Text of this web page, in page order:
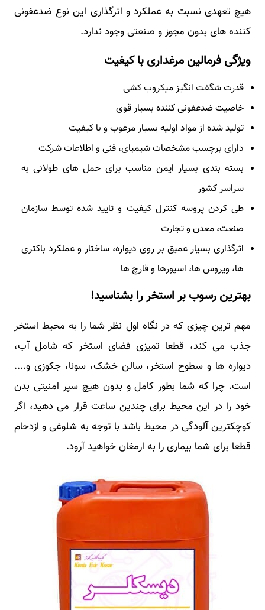
هیچ تعهدی نسبت به عملکرد و اثرگذاری این نوع ضدعفونی
کننده های بدون مجوز و صنعتی وجود ندارد.
ویژگی فرمالین مرغداری با کیفیت
قدرت شگفت انگیز میکروب کشی
خاصیت ضدعفونی کننده بسیار قوی
تولید شده از مواد اولیه بسیار مرغوب و با کیفیت
دارای برچسب مشخصات شیمیای، فنی و اطلاعات شرکت
بسته بندی بسیار ایمن مناسب برای حمل های طولانی به
سراسر کشور
طی کردن پروسه کنترل کیفیت و تایید شده توسط سازمان
صنعت، معدن و تجارت
اثرگذاری بسیار عمیق بر روی دیواره، ساختار و عملکرد باکتری
ها، ویروس ها، اسپورها و قارچ ها
بهترین رسوب بر استخر را بشناسید!
مهم ترین چیزی که در نگاه اول نظر شما را به محیط استخر
جذب می کند، قطعا تمیزی فضای استخر که شامل آب،
دیواره ها و سطوح استخر، سالن خشک، سونا، جکوزی و....
است. چرا که شما بطور کامل و بدون هیچ سپر امنیتی بدن
خود را در این محیط برای چندین ساعت قرار می دهید، اگر
کوچکترین آلودگی در محیط باشد با توجه به شلوغی و ازدحام
قطعا برای شما بیماری را به ارمغان خواهید آرود.